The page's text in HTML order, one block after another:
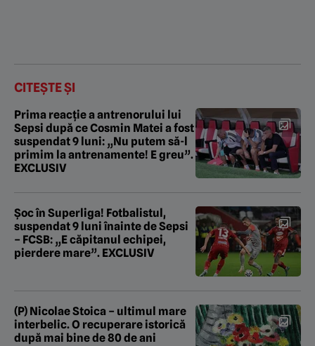
CITEȘTE ȘI
Prima reacție a antrenorului lui
Sepsi după ce Cosmin Matei a fost
suspendat 9 luni: „Nu putem să-l
primim la antrenamente! E greu”.
EXCLUSIV
Șoc în Superliga! Fotbalistul,
suspendat 9 luni înainte de Sepsi
– FCSB: „E căpitanul echipei,
pierdere mare”. EXCLUSIV
(P) Nicolae Stoica – ultimul mare
interbelic. O recuperare istorică
după mai bine de 80 de ani